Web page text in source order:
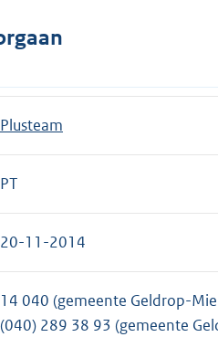
Plusteam
PT
20-11-2014
14 040 (gemeente Geldrop-
(040) 289 38 93 (gemeente